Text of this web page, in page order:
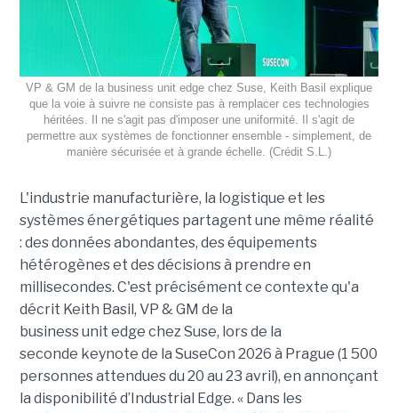
VP & GM de la business unit edge chez Suse, Keith Basil explique
que la voie à suivre ne consiste pas à remplacer ces technologies
héritées. Il ne s'agit pas d'imposer une uniformité. Il s'agit de
permettre aux systèmes de fonctionner ensemble - simplement, de
manière sécurisée et à grande échelle. (Crédit S.L.)
L'industrie manufacturière, la logistique et les
systèmes énergétiques partagent une même réalité
: des données abondantes, des équipements
hétérogènes et des décisions à prendre en
millisecondes. C'est précisément ce contexte qu'a
décrit Keith Basil, VP & GM de la
business unit edge chez Suse, lors de la
seconde keynote de la SuseCon 2026 à Prague (1 500
personnes attendues du 20 au 23 avril), en annonçant
la disponibilité d’Industrial Edge. « Dans les